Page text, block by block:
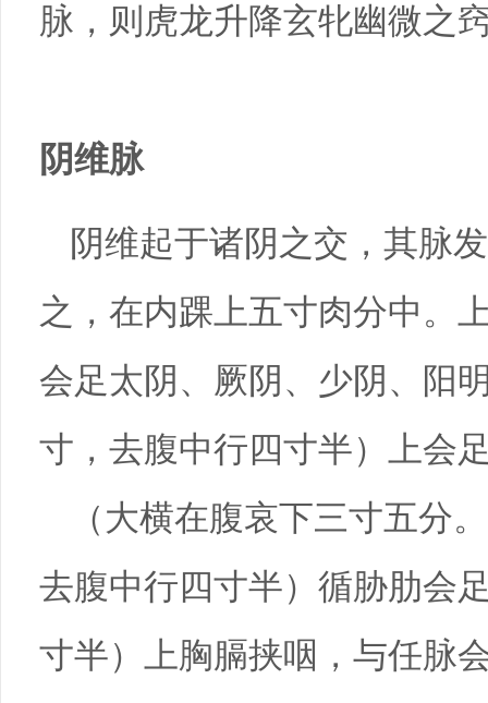
脉，则虎龙升降玄牝幽微之
阴维脉
阴维起于诸阴之交，其脉
之，在内踝上五寸肉分中。
会足太阴、厥阴、少阴、阳
寸，去腹中行四寸半）上会
（大横在腹哀下三寸五分
去腹中行四寸半）循胁肋会
寸半）上胸膈挟咽，与任脉